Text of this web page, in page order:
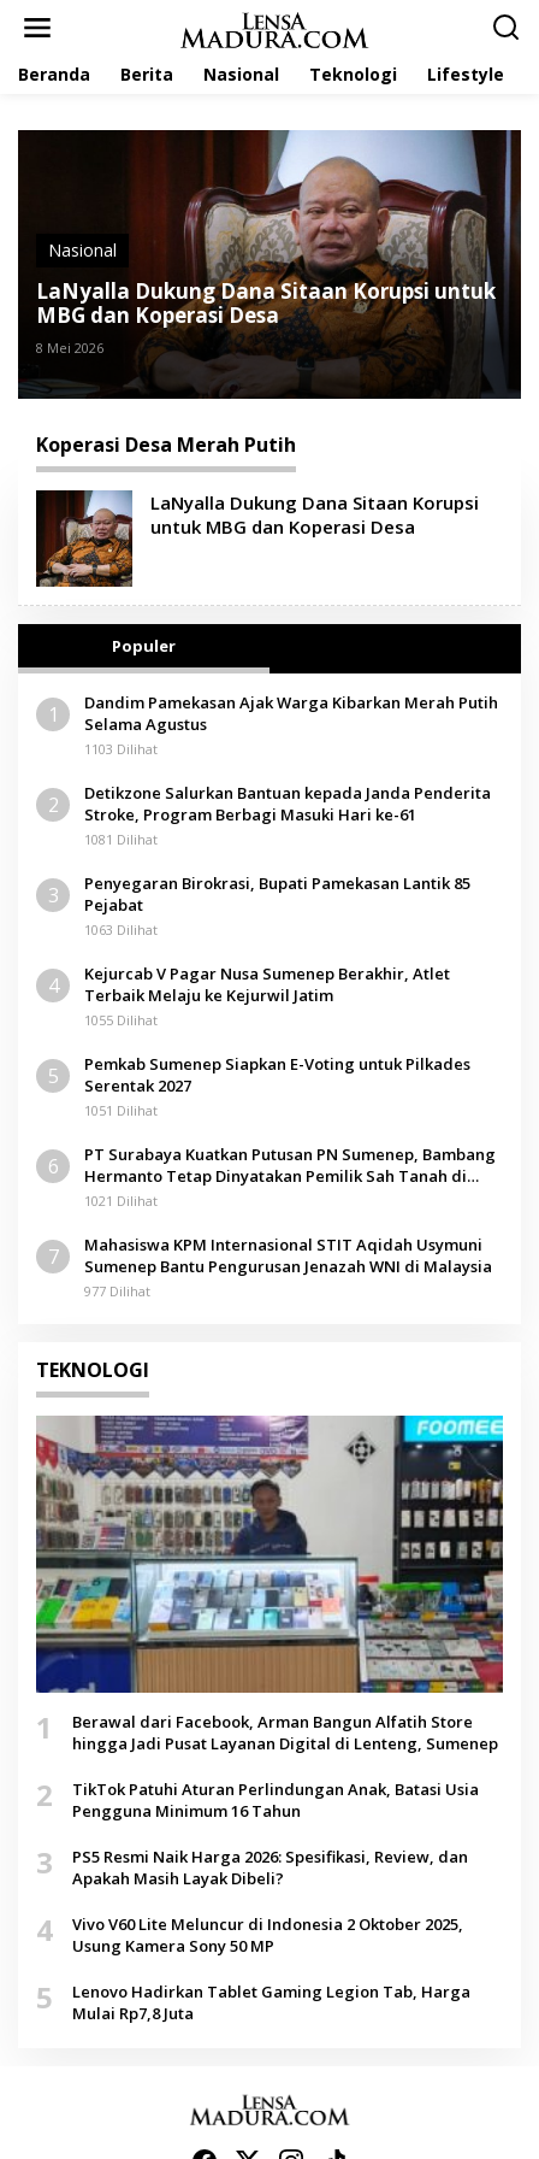
Beranda Berita Nasional Teknologi Lifestyle
Nasional
LaNyalla Dukung Dana Sitaan Korupsi untuk
MBG dan Koperasi Desa
8 Mei 2026
Koperasi Desa Merah Putih
LaNyalla Dukung Dana Sitaan Korupsi
untuk MBG dan Koperasi Desa
Populer
1
Dandim Pamekasan Ajak Warga Kibarkan Merah Putih
Selama Agustus
1103 Dilihat
2
Detikzone Salurkan Bantuan kepada Janda Penderita
Stroke, Program Berbagi Masuki Hari ke-61
1081 Dilihat
3
Penyegaran Birokrasi, Bupati Pamekasan Lantik 85
Pejabat
1063 Dilihat
4
Kejurcab V Pagar Nusa Sumenep Berakhir, Atlet
Terbaik Melaju ke Kejurwil Jatim
1055 Dilihat
5
Pemkab Sumenep Siapkan E-Voting untuk Pilkades
Serentak 2027
1051 Dilihat
6
PT Surabaya Kuatkan Putusan PN Sumenep, Bambang
Hermanto Tetap Dinyatakan Pemilik Sah Tanah di
Pamolokan
1021 Dilihat
7
Mahasiswa KPM Internasional STIT Aqidah Usymuni
Sumenep Bantu Pengurusan Jenazah WNI di Malaysia
977 Dilihat
TEKNOLOGI
1
Berawal dari Facebook, Arman Bangun Alfatih Store
hingga Jadi Pusat Layanan Digital di Lenteng, Sumenep
2
TikTok Patuhi Aturan Perlindungan Anak, Batasi Usia
Pengguna Minimum 16 Tahun
3
PS5 Resmi Naik Harga 2026: Spesifikasi, Review, dan
Apakah Masih Layak Dibeli?
4
Vivo V60 Lite Meluncur di Indonesia 2 Oktober 2025,
Usung Kamera Sony 50 MP
5
Lenovo Hadirkan Tablet Gaming Legion Tab, Harga
Mulai Rp7,8 Juta